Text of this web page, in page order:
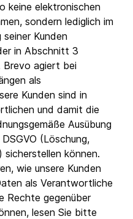
keine elektronischen
sondern lediglich im
Kunden
in Abschnitt 3
Brevo agiert bei
als
Kunden sind in
und damit die
Ausübung
(Löschung,
sicherstellen können.
wie unsere Kunden
als Verantwortliche
Rechte gegenüber
lesen Sie bitte